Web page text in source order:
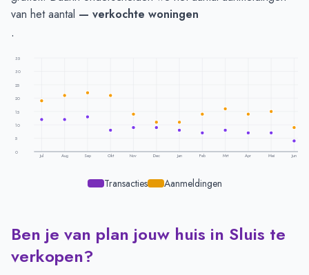
van het aantal — verkochte woningen
.
35
30
25
20
15
10
5
0
Jul Aug Sep Okt Nov Dec Jan Feb Mrt Apr Mei Jun
Transacties Aanmeldingen
Transacties en aanmeldingen per maand - Sluis
Maand
Transacties
Juli
12
Ben je van plan jouw huis in Sluis te
verkopen?